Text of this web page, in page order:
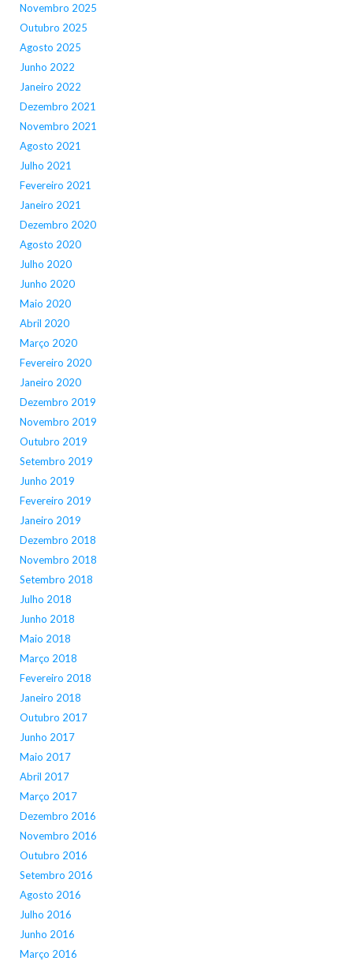
Novembro 2025
Outubro 2025
Agosto 2025
Junho 2022
Janeiro 2022
Dezembro 2021
Novembro 2021
Agosto 2021
Julho 2021
Fevereiro 2021
Janeiro 2021
Dezembro 2020
Agosto 2020
Julho 2020
Junho 2020
Maio 2020
Abril 2020
Março 2020
Fevereiro 2020
Janeiro 2020
Dezembro 2019
Novembro 2019
Outubro 2019
Setembro 2019
Junho 2019
Fevereiro 2019
Janeiro 2019
Dezembro 2018
Novembro 2018
Setembro 2018
Julho 2018
Junho 2018
Maio 2018
Março 2018
Fevereiro 2018
Janeiro 2018
Outubro 2017
Junho 2017
Maio 2017
Abril 2017
Março 2017
Dezembro 2016
Novembro 2016
Outubro 2016
Setembro 2016
Agosto 2016
Julho 2016
Junho 2016
Março 2016